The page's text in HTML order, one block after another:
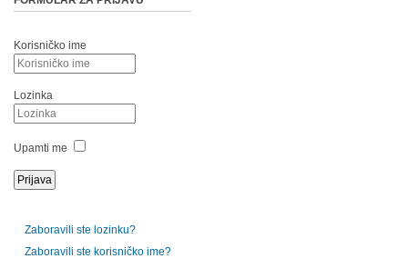
Korisničko ime
Lozinka
Upamti me
Zaboravili ste lozinku?
Zaboravili ste korisničko ime?